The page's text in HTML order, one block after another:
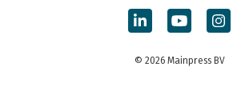
© 2026 Mainpress BV